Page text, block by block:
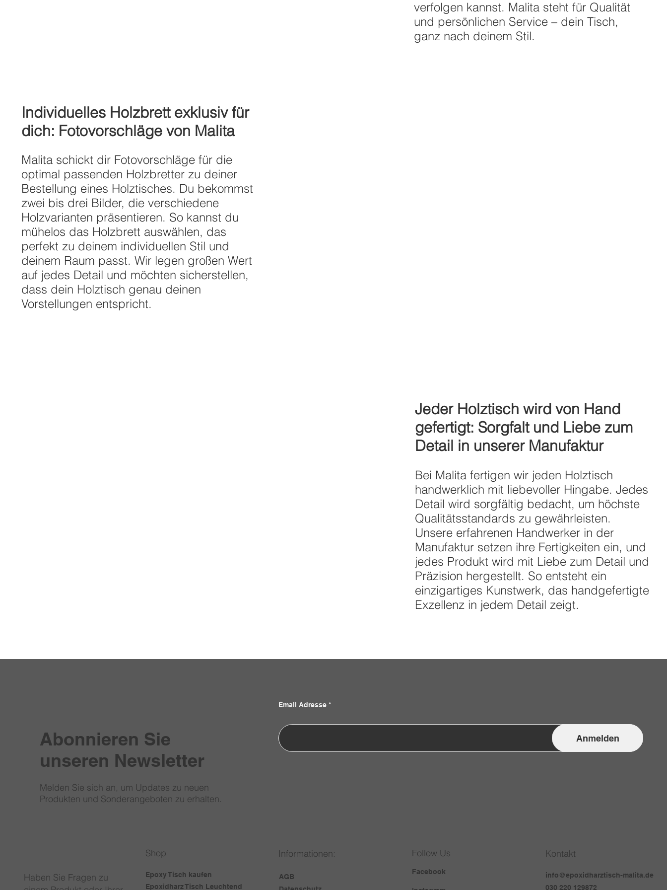
verfolgen kannst. Malita steht für Qualität
und persönlichen Service – dein Tisch,
ganz nach deinem Stil.
Individuelles Holzbrett exklusiv für
dich: Fotovorschläge von Malita
Malita schickt dir Fotovorschläge für die
optimal passenden Holzbretter zu deiner
Bestellung eines Holztisches. Du bekommst
zwei bis drei Bilder, die verschiedene
Holzvarianten präsentieren. So kannst du
mühelos das Holzbrett auswählen, das
perfekt zu deinem individuellen Stil und
deinem Raum passt. Wir legen großen Wert
auf jedes Detail und möchten sicherstellen,
dass dein Holztisch genau deinen
Vorstellungen entspricht.
Jeder Holztisch wird von Hand
gefertigt: Sorgfalt und Liebe zum
Detail in unserer Manufaktur
Bei Malita fertigen wir jeden Holztisch
handwerklich mit liebevoller Hingabe. Jedes
Detail wird sorgfältig bedacht, um höchste
Qualitätsstandards zu gewährleisten.
Unsere erfahrenen Handwerker in der
Manufaktur setzen ihre Fertigkeiten ein, und
jedes Produkt wird mit Liebe zum Detail und
Präzision hergestellt. So entsteht ein
einzigartiges Kunstwerk, das handgefertigte
Exzellenz in jedem Detail zeigt.
Abonnieren Sie
unseren Newsletter
Melden Sie sich an, um Updates zu neuen
Produkten und Sonderangeboten zu erhalten.
Email Adresse
Anmelden
Haben Sie Fragen zu
Shop
Epoxy Tisch kaufen
Epoxidharz Tisch Leuchtend
Informationen:
AGB
Follow Us
Facebook
Kontakt
info@epoxidharztisch-malita.de
030 220 129872